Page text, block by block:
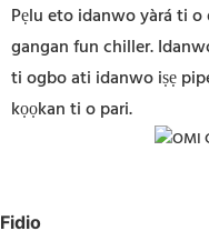
Pẹlu eto idanwo yàrá ti o
gangan fun chiller.
ti ogbo ati idanwo iṣẹ
kọọkan ti o pari.
Fidio